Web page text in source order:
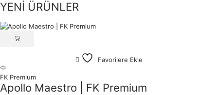
YENİ ÜRÜNLER
Favorilere Ekle
FK Premium
Apollo Maestro | FK Premium